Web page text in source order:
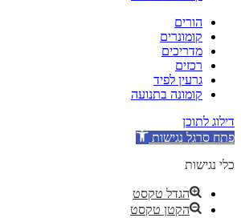
הורים
קומונרים
מדריכים
רכזים
גרעין לפיד
קומונה בתנועה
דילוג לתוכן
פתח סרגל נגישות
כלי נגישות
הגדל טקסט
הקטן טקסט